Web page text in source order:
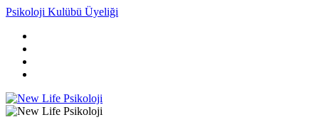
Psikoloji Kulübü Üyeliği